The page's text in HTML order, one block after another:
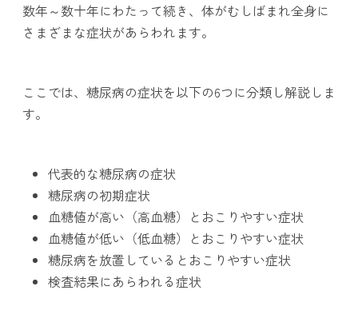
数年～数十年にわたって続き、体がむしばまれ全身に
さまざまな症状があらわれます。
ここでは、糖尿病の症状を以下の6つに分類し解説しま
す。
代表的な糖尿病の症状
糖尿病の初期症状
血糖値が高い（高血糖）とおこりやすい症状
血糖値が低い（低血糖）とおこりやすい症状
糖尿病を放置しているとおこりやすい症状
検査結果にあらわれる症状